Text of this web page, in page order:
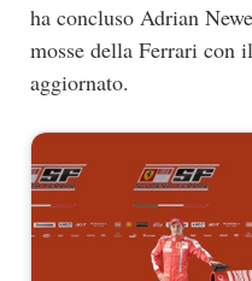
ha concluso Adrian
mosse della Ferrari con
aggiornato.